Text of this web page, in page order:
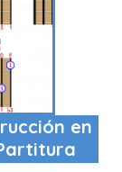
en